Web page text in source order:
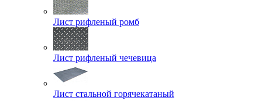
Лист рифленый ромб
Лист рифленый чечевица
Лист стальной горячекатаный